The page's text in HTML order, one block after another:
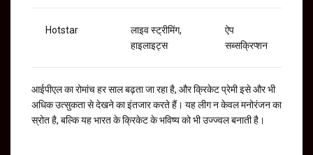
Hotstar
लाइव स्ट्रीमिंग,
हाइलाइट्स
ऐप
सब्सक्रिप्शन
आईपीएल का रोमांच हर साल बढ़ता जा रहा है, और क्रिकेट प्रेमी इसे और भी
अधिक उत्सुकता से देखने का इंतजार करते हैं। यह लीग न केवल मनोरंजन का
स्रोत है, बल्कि यह भारत के क्रिकेट के भविष्य को भी उज्ज्वल बनाती है।